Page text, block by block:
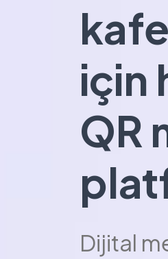
için
QR
Dijital